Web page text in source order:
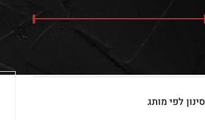
סינון לפי מותג